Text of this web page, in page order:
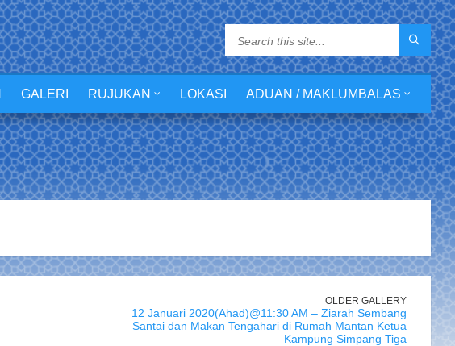
GALERI RUJUKAN LOKASI ADUAN / MAKLUMBALAS
OLDER GALLERY
12 Januari 2020(Ahad)@11:30 AM – Ziarah Sembang
Santai dan Makan Tengahari di Rumah Mantan Ketua
Kampung Simpang Tiga